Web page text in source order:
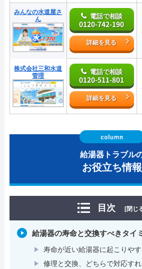
みんなの水道屋さ
ん
電話で相談
0120-742-190
詳細を見る
株式会社三和水道
管理
電話で相談
0120-511-801
詳細を見る
給湯器トラブル
お役立ち情報
目次 [閉じ
給湯器の寿命と交換すべきタイ
寿命が近い給湯器に起こりや
修理と交換、どちらで対応す